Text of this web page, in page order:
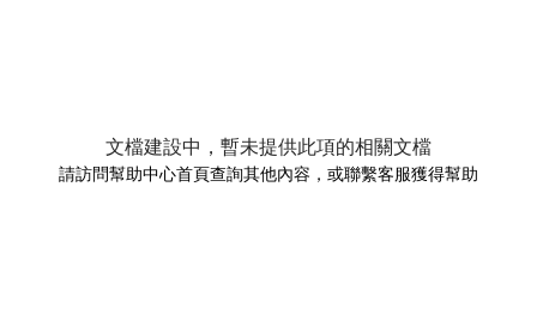
文檔建設中，暫未提供此項的相關文檔
請訪問幫助中心首頁查詢其他內容，或聯繫客服獲得幫助